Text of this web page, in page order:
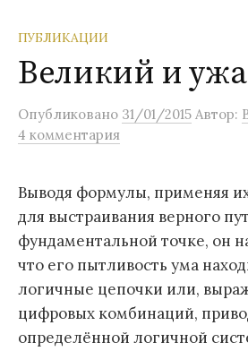
р
и
о
ПУБЛИКАЦИИ
Великий и
Опубликовано 31/01/2015 Автор:
4 комментария
Выводя формулы, применяя
для выстраивания верного
фундаментальной точке, он
что его пытливость ума
логичные цепочки или,
цифровых комбинаций,
определённой логичной